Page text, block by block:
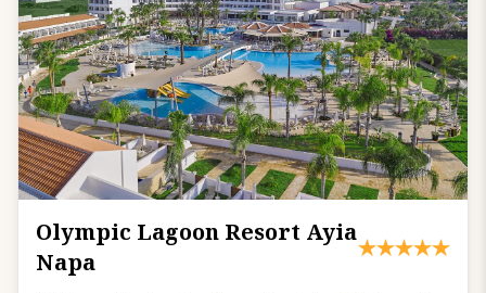
Olympic Lagoon Resort Ayia
Napa